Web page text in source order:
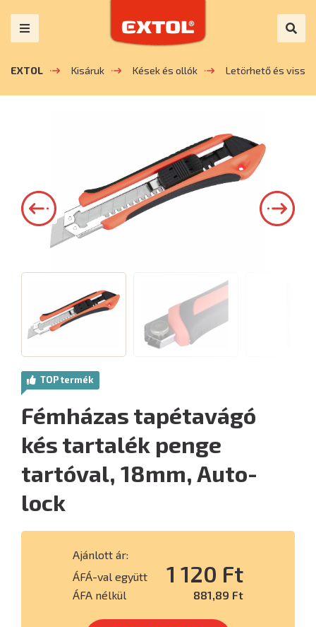
EXTOL Kisáruk Kések és ollók Letörhető és
TOP termék
Fémházas tapétavágó
kés tartalék penge
tartóval, 18mm, Auto-
lock
Ajánlott ár:
ÁFÁ-val együtt
1 120 Ft
ÁFA nélkül 881,89 Ft